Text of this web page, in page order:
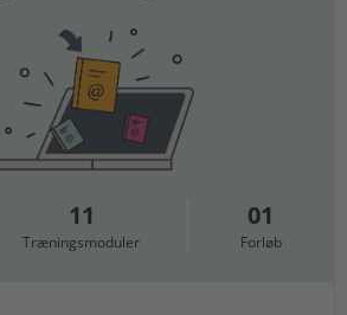
11
Træningsmoduler
01
Forløb